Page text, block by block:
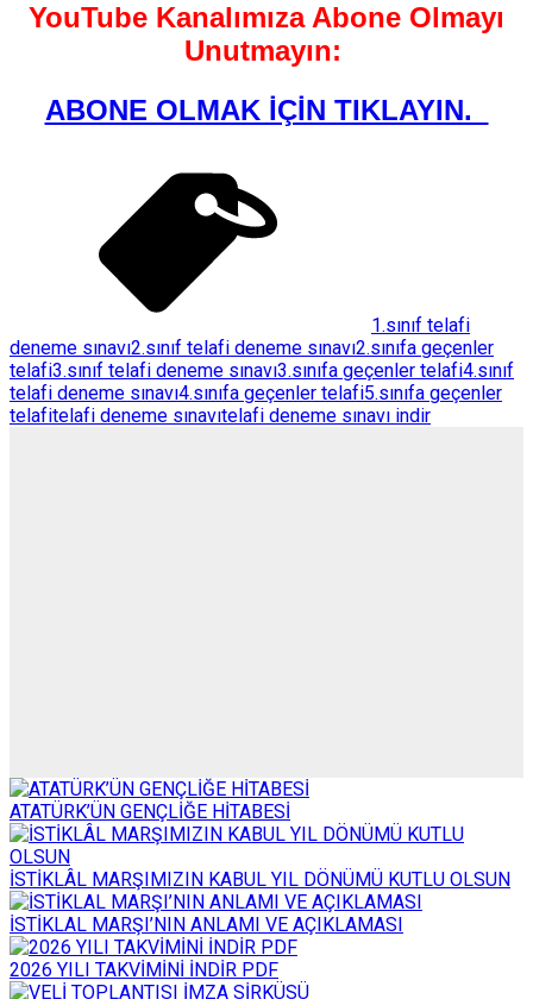
YouTube Kanalımıza Abone Olmayı
Unutmayın:
ABONE OLMAK İÇİN TIKLAYIN.
1.sınıf telafi
deneme sınavı2.sınıf telafi deneme sınavı2.sınıfa geçenler
telafi3.sınıf telafi deneme sınavı3.sınıfa geçenler telafi4.sınıf
telafi deneme sınavı4.sınıfa geçenler telafi5.sınıfa geçenler
telafitelafi deneme sınavıtelafi deneme sınavı indir
ATATÜRK’ÜN GENÇLİĞE HİTABESİ
İSTİKLÂL MARŞIMIZIN KABUL YIL DÖNÜMÜ KUTLU OLSUN
İSTİKLAL MARŞI’NIN ANLAMI VE AÇIKLAMASI
2026 YILI TAKVİMİNİ İNDİR PDF